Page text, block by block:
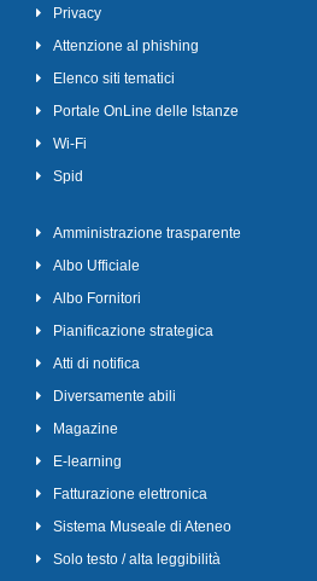
Privacy
Attenzione al phishing
Elenco siti tematici
Portale OnLine delle Istanze
Wi-Fi
Spid
Amministrazione trasparente
Albo Ufficiale
Albo Fornitori
Pianificazione strategica
Atti di notifica
Diversamente abili
Magazine
E-learning
Fatturazione elettronica
Sistema Museale di Ateneo
Solo testo / alta leggibilità